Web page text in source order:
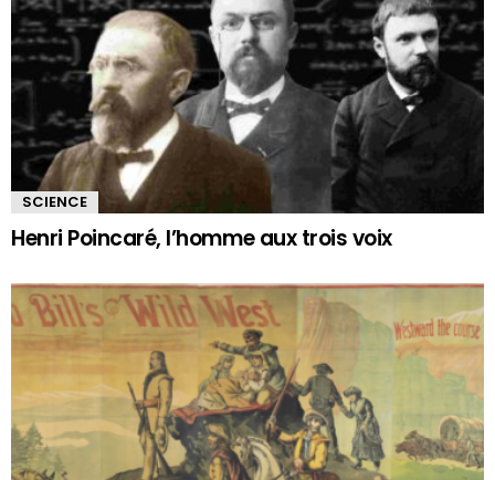
SCIENCE
Henri Poincaré, l’homme aux trois voix